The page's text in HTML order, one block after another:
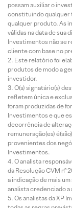
possam auxiliar o
constituindo qualquer
qualquer produto. As
válidas na data de sua
Investimentos não se
cliente com base no
Este relatório foi
produtos de modo a
investidor.
O(s) signatário(s)
refletem única e
foram produzidas de
Investimentos e que
decorrência de
remuneração(es)
provenientes dos
Investimentos.
O analista
da Resolução CVM nº
a indicação de mais
analista credenciado
Os analistas da XP